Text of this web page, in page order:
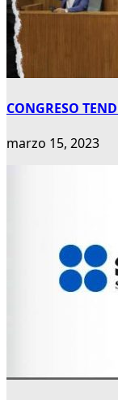
CONGRESO
marzo 15, 2023